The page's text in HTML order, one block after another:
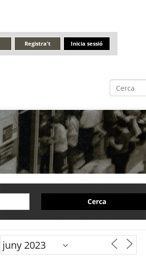
Inicia sessió
Registra't
Cerca